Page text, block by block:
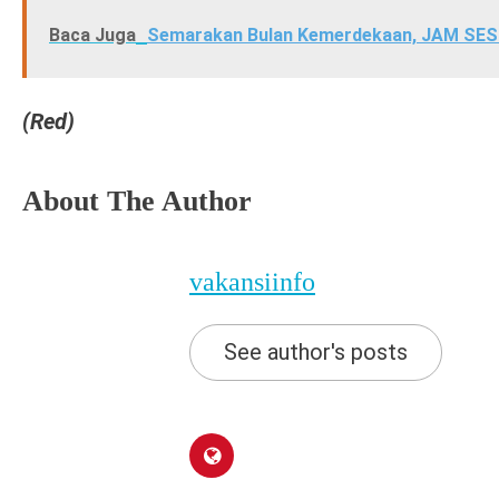
Baca Juga Semarakan Bulan Kemerdekaan, JAM
(Red)
About The Author
vakansiinfo
See author's posts